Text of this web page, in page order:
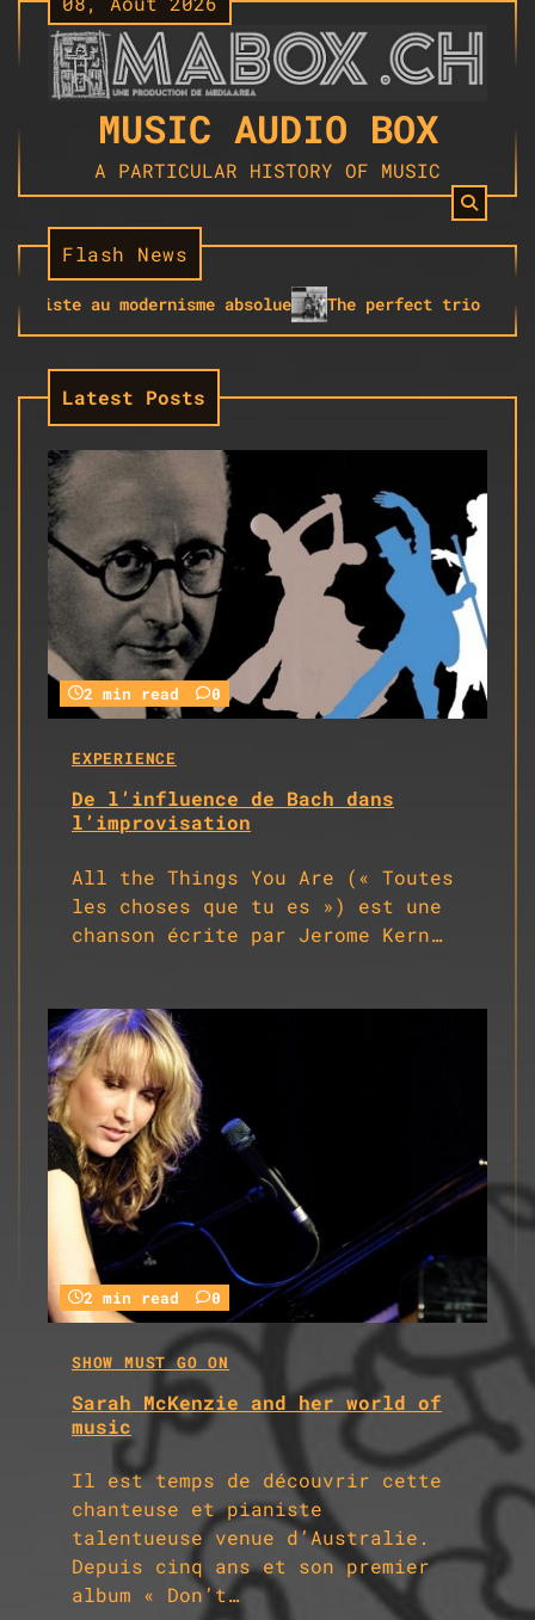
Skip
to
content
MUSIC AUDIO BOX
A PARTICULAR HISTORY OF MUSIC
Flash News
au modernisme absolue The perfect trio of Keith
Latest Posts
2 min read 0
EXPERIENCE
De l’influence de Bach dans
l’improvisation
All the Things You Are (« Toutes
les choses que tu es ») est une
chanson écrite par Jerome Kern…
2 min read 0
SHOW MUST GO ON
Sarah McKenzie and her world of
music
Il est temps de découvrir cette
chanteuse et pianiste
talentueuse venue d’Australie.
Depuis cinq ans et son premier
album « Don’t…